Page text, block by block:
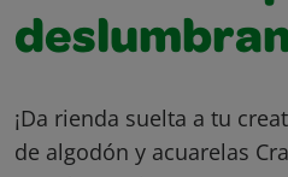
¡Da rienda suelta a tu
de algodón y acuarelas